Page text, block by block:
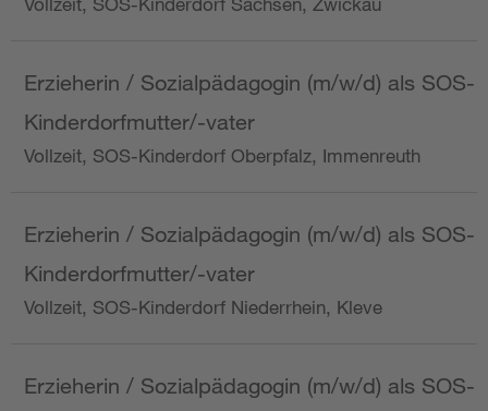
Erzieherin / Sozialpädagogin (m/w/d) als SOS-
Kinderdorfmutter/-vater
Vollzeit, SOS-Kinderdorf Oberpfalz, Immenreuth
Erzieherin / Sozialpädagogin (m/w/d) als SOS-
Kinderdorfmutter/-vater
Vollzeit, SOS-Kinderdorf Niederrhein, Kleve
Erzieherin / Sozialpädagogin (m/w/d) als SOS-